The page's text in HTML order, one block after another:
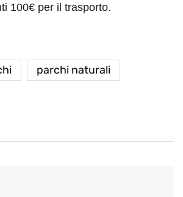
100€ per il trasporto.
parchi naturali